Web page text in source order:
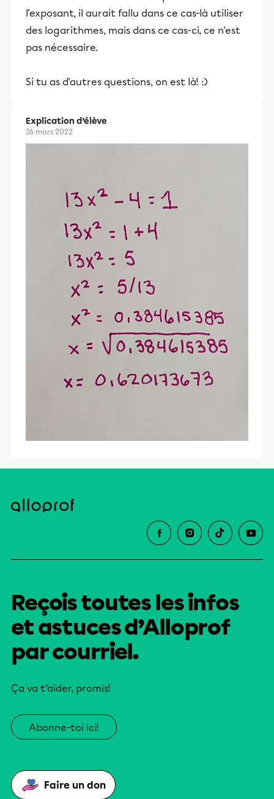
l'exposant, il aurait fallu dans ce cas-là utiliser
des logarithmes, mais dans ce cas-ci, ce n'est
pas nécessaire.
Si tu as d'autres questions, on est là! :)
Explication d’élève
26 mars 2022
Reçois toutes les infos
et astuces d’Alloprof
par courriel.
Ça va t’aider, promis!
Abonne-toi ici!
Faire un don